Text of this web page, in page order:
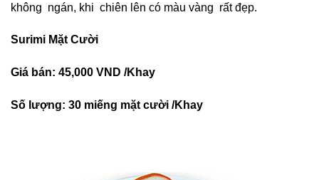
không ngán, khi chiên lên có màu vàng rất đẹp.
Surimi Mặt Cười
Giá bán: 45,000 VND /Khay
Số lượng: 30 miếng mặt cười /Khay